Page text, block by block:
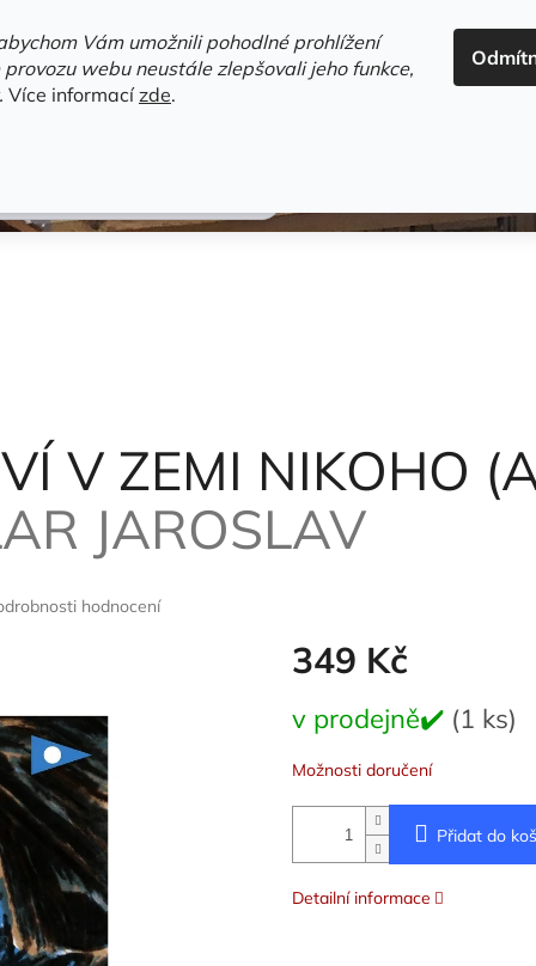
Vám umožnili pohodlné prohlížení
webu neustále zlepšovali jeho funkce,
Více informacízde.
HLEDAT
PRO DĚTI)
V ZEMI NIKOHO
JAROSLAV
hodnocení
349 Kč
cena:
v prodejně✔️ (1 ks)
Možnosti doručení
Přidat do
Detailní informace